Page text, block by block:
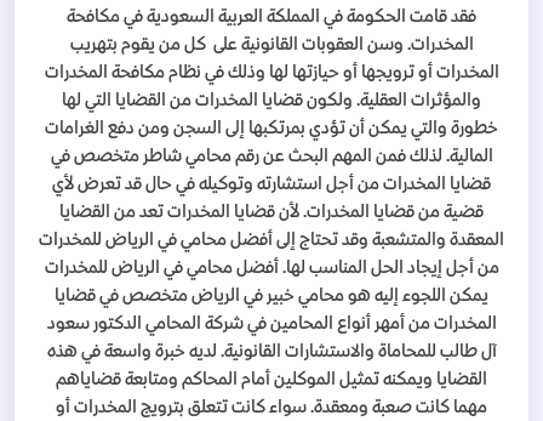
فقد قامت الحكومة في المملكة العربية السعودية في مكافحة
المخدرات. وسن العقوبات القانونية على كل من يقوم بتهريب
المخدرات أو ترويجها أو حيازتها لها وذلك في نظام مكافحة المخدرات
والمؤثرات العقلية. ولكون قضايا المخدرات من القضايا التي لها
خطورة والتي يمكن أن تؤدي بمرتكبها إلى السجن ومن دفع الغرامات
المالية. لذلك فمن المهم البحث عن رقم محامي شاطر متخصص في
قضايا المخدرات من أجل استشارته وتوكيله في حال قد تعرض لأي
قضية من قضايا المخدرات. لأن قضايا المخدرات تعد من القضايا
المعقدة والمتشعبة وقد تحتاج إلى أفضل محامي في الرياض للمخدرات
من أجل إيجاد الحل المناسب لها. أفضل محامي في الرياض للمخدرات
يمكن اللجوء إليه هو محامي خبير في الرياض متخصص في قضايا
المخدرات من أمهر أنواع المحامين في شركة المحامي الدكتور سعود
آل طالب للمحاماة والاستشارات القانونية. لديه خبرة واسعة في هذه
القضايا ويمكنه تمثيل الموكلين أمام المحاكم ومتابعة قضاياهم
مهما كانت صعبة ومعقدة. سواء كانت تتعلق بترويج المخدرات أو